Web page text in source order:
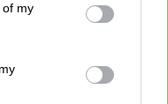
You may click to
its third-party tags to
in below Google
of my
- Ηταν
του